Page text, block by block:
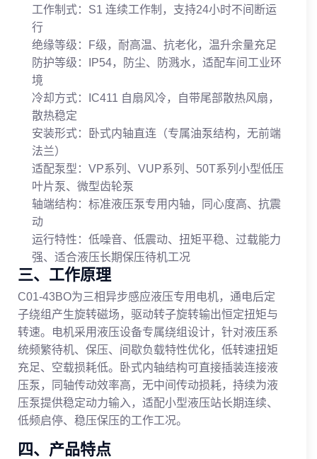
工作制式：S1 连续工作制，支持24小时不间断运
行
绝缘等级：F级，耐高温、抗老化，温升余量充足
防护等级：IP54，防尘、防溅水，适配车间工业环
境
冷却方式：IC411 自扇风冷，自带尾部散热风扇，
散热稳定
安装形式：卧式内轴直连（专属油泵结构，无前端
法兰）
适配泵型：VP系列、VUP系列、50T系列小型低压
叶片泵、微型齿轮泵
轴端结构：标准液压泵专用内轴，同心度高、抗震
动
运行特性：低噪音、低震动、扭矩平稳、过载能力
强、适合液压长期保压待机工况
三、工作原理
C01-43BO为三相异步感应液压专用电机，通电后定
子绕组产生旋转磁场，驱动转子旋转输出恒定扭矩与
转速。电机采用液压设备专属绕组设计，针对液压系
统频繁待机、保压、间歇负载特性优化，低转速扭矩
充足、空载损耗低。卧式内轴结构可直接插装连接液
压泵，同轴传动效率高，无中间传动损耗，持续为液
压泵提供稳定动力输入，适配小型液压站长期连续、
低频启停、稳压保压的工作工况。
四、产品特点